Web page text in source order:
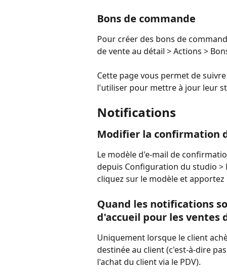
Bons de commande
Pour créer des bons de
de vente au détail > Actions >
Cette page vous permet de
l'utiliser pour mettre à jour leur
Notifications
Modifier la confirmation
Le modèle d'e-mail de
depuis Configuration du studio
cliquez sur le modèle et
Quand les notifications
d'accueil pour les ventes
Uniquement lorsque le client
destinée au client (c'est-à-dire
l'achat du client via le PDV).